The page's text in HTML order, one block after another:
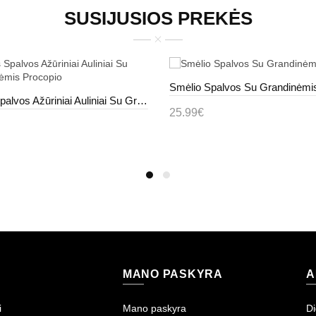
SUSIJUSIOS PREKĖS
Žalios Spalvos Ažūriniai Auliniai Su Grandinėmis Procopio
Smėlio Spalvos Su
25.99€
MANO PASKYRA
Mano paskyra